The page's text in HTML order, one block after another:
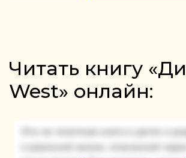
Читать книгу
West» онлайн: